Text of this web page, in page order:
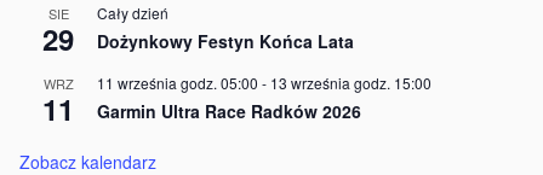
SIE
29
Cały dzień
Dożynkowy Festyn Końca Lata
WRZ
11
11 września godz. 05:00 - 13 września godz. 15:00
Garmin Ultra Race Radków 2026
Zobacz kalendarz